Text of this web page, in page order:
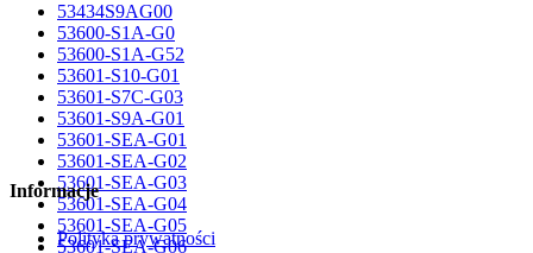
53434S9AG00
53600-S1A-G0
53600-S1A-G52
53601-S10-G01
53601-S7C-G03
53601-S9A-G01
53601-SEA-G01
53601-SEA-G02
53601-SEA-G03
53601-SEA-G04
53601-SEA-G05
53601-SEA-G06
Informacje
Polityka prywatności